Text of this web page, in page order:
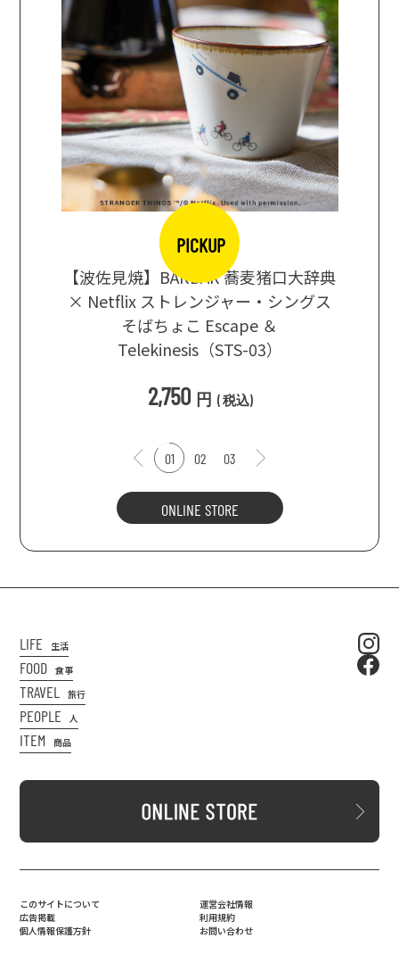
PICKUP
【波佐見焼】BARBAR 蕎麦猪口大辞典
× Netflix ストレンジャー・シングス
そばちょこ Escape ＆
Telekinesis（STS-03）
2,750 円 (税込)
01 02 03
ONLINE STORE
LIFE 生活
FOOD 食事
TRAVEL 旅行
PEOPLE 人
ITEM 商品
このサイトについて
広告掲載
個人情報保護方針
運営会社情報
利用規約
お問い合わせ